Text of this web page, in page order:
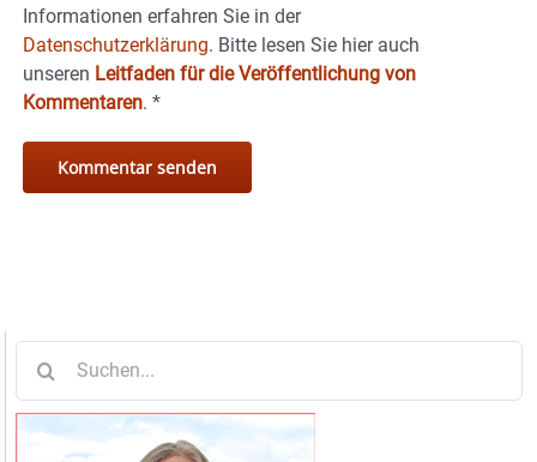
Informationen erfahren Sie in der
Datenschutzerklärung. Bitte lesen Sie hier auch
unseren Leitfaden für die Veröffentlichung von
Kommentaren. *
nach: